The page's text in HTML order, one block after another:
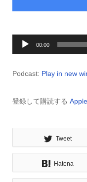
声
ー
00:00
Podcast: Play in new
登録して購読する
Tweet
Hatena